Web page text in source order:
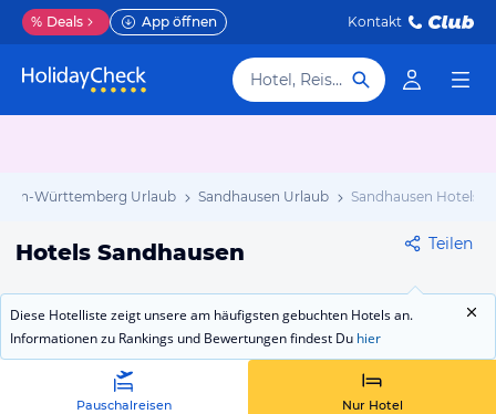
% Deals App öffnen Kontakt
Hotel, Reiseziel
Württemberg Urlaub Sandhausen Urlaub Sandhausen Hotels
Hotels Sandhausen Teilen
Diese Hotelliste zeigt unsere am häufigsten gebuchten Hotels an.
Informationen zu Rankings und Bewertungen findest Du hier
Pauschalreisen Nur Hotel